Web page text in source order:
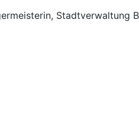
Stadtverwaltung